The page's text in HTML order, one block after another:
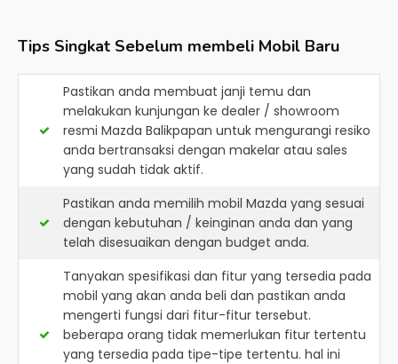
Tips Singkat Sebelum membeli Mobil Baru
Pastikan anda membuat janji temu dan
melakukan kunjungan ke dealer / showroom
resmi Mazda Balikpapan untuk mengurangi resiko
anda bertransaksi dengan makelar atau sales
yang sudah tidak aktif.
Pastikan anda memilih mobil Mazda yang sesuai
dengan kebutuhan / keinginan anda dan yang
telah disesuaikan dengan budget anda.
Tanyakan spesifikasi dan fitur yang tersedia pada
mobil yang akan anda beli dan pastikan anda
mengerti fungsi dari fitur-fitur tersebut.
beberapa orang tidak memerlukan fitur tertentu
yang tersedia pada tipe-tipe tertentu. hal ini